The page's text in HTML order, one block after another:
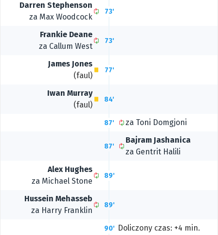
Darren Stephenson
za Max Woodcock
73'
Frankie Deane
za Callum West
73'
James Jones
(faul)
77'
Iwan Murray
(faul)
84'
87' za Toni Domgjoni
87'
Bajram Jashanica
za Gentrit Halili
Alex Hughes
za Michael Stone
89'
Hussein Mehasseb
za Harry Franklin
89'
90' Doliczony czas: +4 min.